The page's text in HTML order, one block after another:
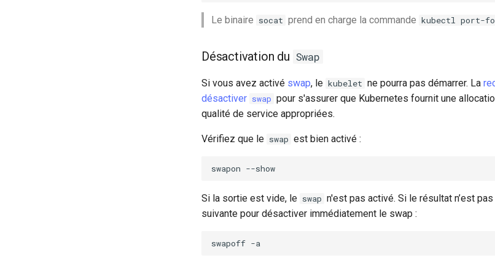
Le binaire socat prend en charge la commande kubectl port-
Désactivation du Swap
Si vous avez activé swap, le kubelet ne pourra pas démarrer. La
désactiver swap pour s'assurer que Kubernetes fournit une
qualité de service appropriées.
Vérifiez que le swap est bien activé :
swapon
Si la sortie est vide, le swap n'est pas activé. Si le résultat n’est
suivante pour désactiver immédiatement le swap :
swapoff